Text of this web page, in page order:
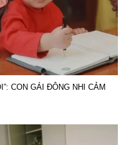
CON GÁI ĐÔNG NHI CẢM